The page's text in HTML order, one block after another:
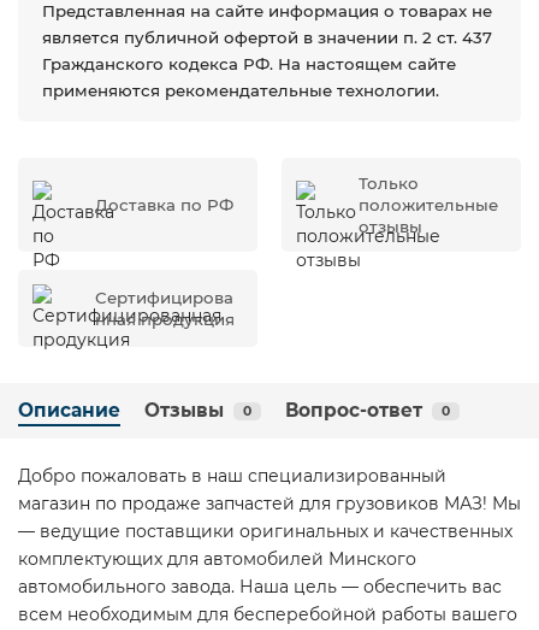
Представленная на сайте информация о товарах не
является публичной офертой в значении п. 2 ст. 437
Гражданского кодекса РФ. На настоящем сайте
применяются рекомендательные технологии.
Доставка по РФ
Только
положительные
отзывы
Сертифицирова
нная продукция
Описание Отзывы 0 Вопрос-ответ 0
Добро пожаловать в наш специализированный
магазин по продаже запчастей для грузовиков МАЗ! Мы
— ведущие поставщики оригинальных и качественных
комплектующих для автомобилей Минского
автомобильного завода. Наша цель — обеспечить вас
всем необходимым для бесперебойной работы вашего